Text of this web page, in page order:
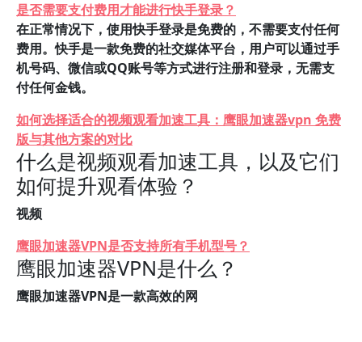
是否需要支付费用才能进行快手登录？
在正常情况下，使用快手登录是免费的，不需要支付任何
费用。快手是一款免费的社交媒体平台，用户可以通过手
机号码、微信或QQ账号等方式进行注册和登录，无需支
付任何金钱。
如何选择适合的视频观看加速工具：鹰眼加速器vpn 免费
版与其他方案的对比
什么是视频观看加速工具，以及它们
如何提升观看体验？
视频
鹰眼加速器VPN是否支持所有手机型号？
鹰眼加速器VPN是什么？
鹰眼加速器VPN是一款高效的网